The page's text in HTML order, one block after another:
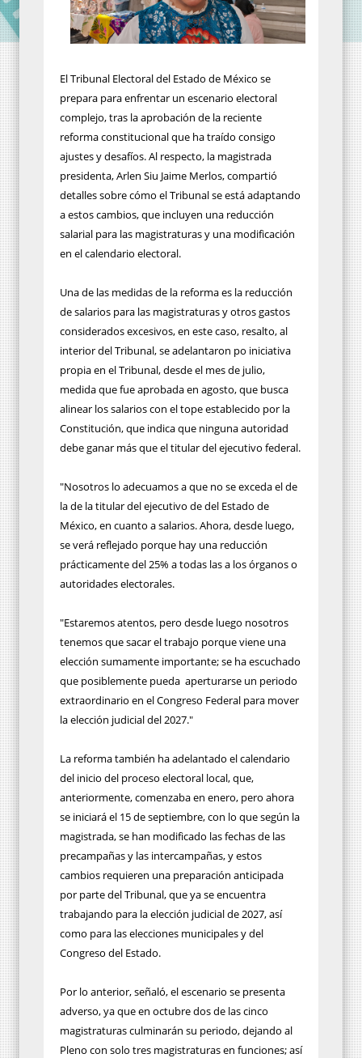
El Tribunal Electoral del Estado de México se
prepara para enfrentar un escenario electoral
complejo, tras la aprobación de la reciente
reforma constitucional que ha traído consigo
ajustes y desafíos. Al respecto, la magistrada
presidenta, Arlen Siu Jaime Merlos, compartió
detalles sobre cómo el Tribunal se está adaptando
a estos cambios, que incluyen una reducción
salarial para las magistraturas y una modificación
en el calendario electoral.
Una de las medidas de la reforma es la reducción
de salarios para las magistraturas y otros gastos
considerados excesivos, en este caso, resalto, al
interior del Tribunal, se adelantaron po iniciativa
propia en el Tribunal, desde el mes de julio,
medida que fue aprobada en agosto, que busca
alinear los salarios con el tope establecido por la
Constitución, que indica que ninguna autoridad
debe ganar más que el titular del ejecutivo federal.
"Nosotros lo adecuamos a que no se exceda el de
la de la titular del ejecutivo de del Estado de
México, en cuanto a salarios. Ahora, desde luego,
se verá reflejado porque hay una reducción
prácticamente del 25% a todas las a los órganos o
autoridades electorales.
"Estaremos atentos, pero desde luego nosotros
tenemos que sacar el trabajo porque viene una
elección sumamente importante; se ha escuchado
que posiblemente pueda aperturarse un periodo
extraordinario en el Congreso Federal para mover
la elección judicial del 2027."
La reforma también ha adelantado el calendario
del inicio del proceso electoral local, que,
anteriormente, comenzaba en enero, pero ahora
se iniciará el 15 de septiembre, con lo que según la
magistrada, se han modificado las fechas de las
precampañas y las intercampañas, y estos
cambios requieren una preparación anticipada
por parte del Tribunal, que ya se encuentra
trabajando para la elección judicial de 2027, así
como para las elecciones municipales y del
Congreso del Estado.
Por lo anterior, señaló, el escenario se presenta
adverso, ya que en octubre dos de las cinco
magistraturas culminarán su periodo, dejando al
Pleno con solo tres magistraturas en funciones; así